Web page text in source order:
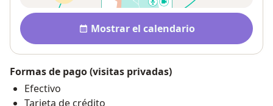
Disponibilidad
Mostrar el calendario
Formas de pago (visitas privadas)
Efectivo
Tarjeta de crédito